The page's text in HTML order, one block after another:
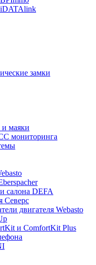
iDATAlink
замки
маяки
мониторинга
салона DEFA
Северс
двигателя Webasto
и ComfortKit Plus